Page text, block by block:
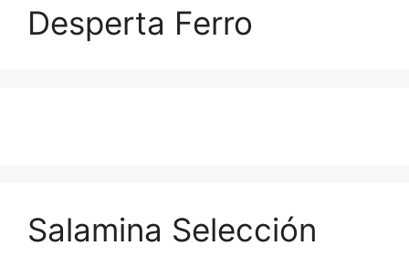
Desperta Ferro
Salamina Selección